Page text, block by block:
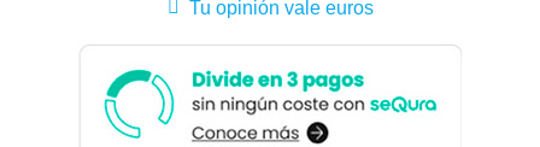
Tu opinión vale euros